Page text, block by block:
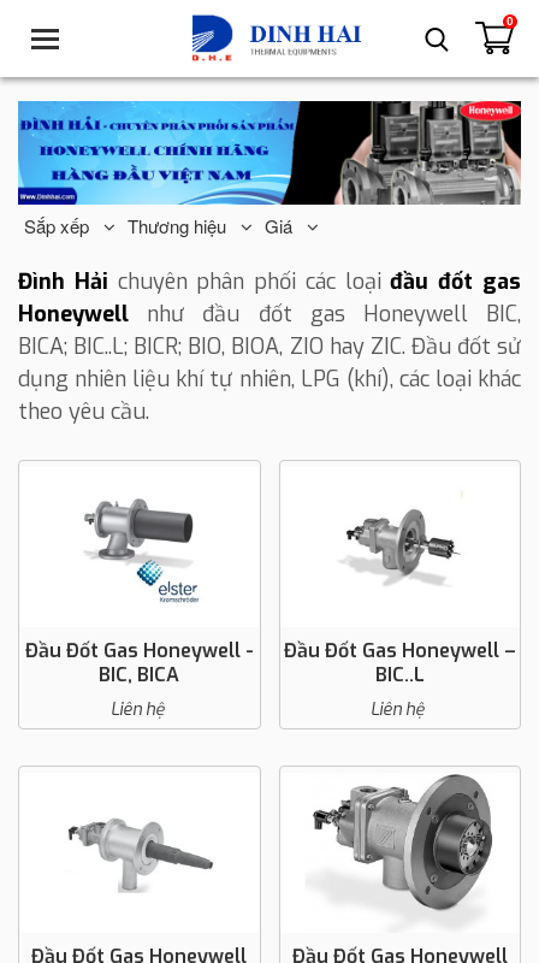
T
g
g
l
e
n
a
i
a
t
i
o
0
Sắp xếp Thương hiệu Giá
Đình Hải chuyên phân phối các loạiđầu đốt gas
Honeywell như đầu đốt gas HoneywellBIC,
BICA; BIC..L; BICR; BIO, BIOA, ZIO hay ZIC. Đầu đốt sử
dụng nhiên liệu khí tự nhiên, LPG (khí), các loại khác
theo yêu cầu.
Đầu Đốt Gas Honeywell -
BIC, BICA
Liên hệ
Đầu Đốt Gas Honeywell –
BIC..L
Liên hệ
Đầu Đốt Gas Honeywell
Đầu Đốt Gas Honeywell